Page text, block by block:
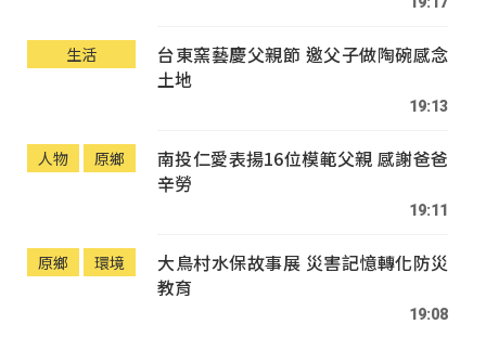
生活
台東窯藝慶父親節 邀父子做陶碗感念
土地
19:13
人物 原鄉
南投仁愛表揚16位模範父親 感謝爸爸
辛勞
19:11
原鄉 環境
大鳥村水保故事展 災害記憶轉化防災
教育
19:08